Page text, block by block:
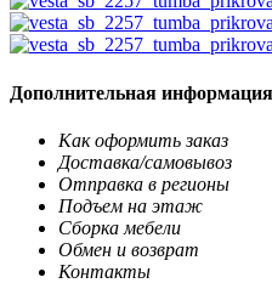
Дополнительная информация
Как оформить заказ
Доставка/самовывоз
Отправка в регионы
Подъем на этаж
Сборка мебели
Обмен и возврат
Контакты